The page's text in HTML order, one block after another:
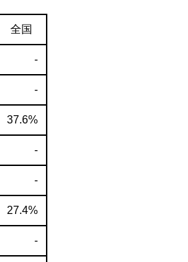
全国
-
-
37.6%
-
-
27.4%
-